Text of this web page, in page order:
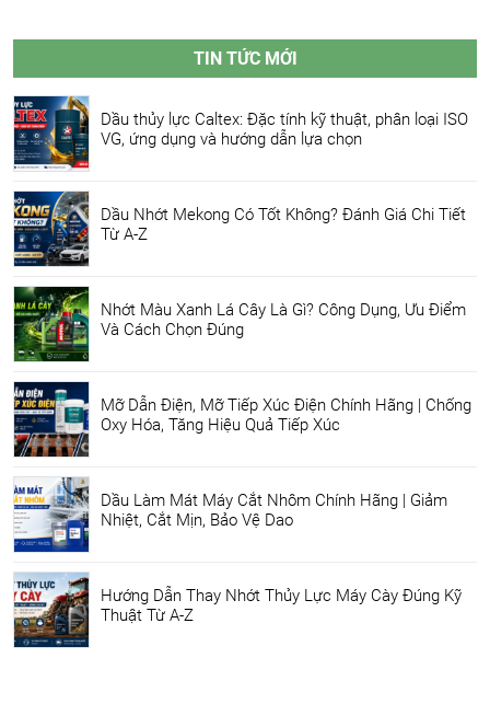
TIN TỨC MỚI
Dầu thủy lực Caltex: Đặc tính kỹ thuật, phân loại ISO
VG, ứng dụng và hướng dẫn lựa chọn
Dầu Nhớt Mekong Có Tốt Không? Đánh Giá Chi Tiết
Từ A-Z
Nhớt Màu Xanh Lá Cây Là Gì? Công Dụng, Ưu Điểm
Và Cách Chọn Đúng
Mỡ Dẫn Điện, Mỡ Tiếp Xúc Điện Chính Hãng | Chống
Oxy Hóa, Tăng Hiệu Quả Tiếp Xúc
Dầu Làm Mát Máy Cắt Nhôm Chính Hãng | Giảm
Nhiệt, Cắt Mịn, Bảo Vệ Dao
Hướng Dẫn Thay Nhớt Thủy Lực Máy Cày Đúng Kỹ
Thuật Từ A-Z